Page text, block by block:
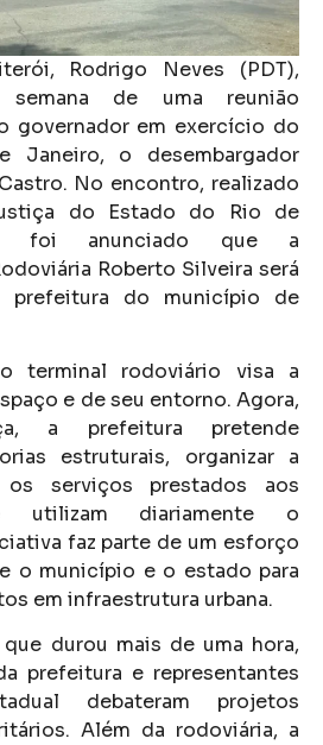
Rodrigo Neves (PDT),
semana de uma reunião
governador em exercício do
Janeiro, o desembargador
No encontro, realizado
do Estado do Rio de
foi anunciado que a
Roberto Silveira será
prefeitura do município de
terminal rodoviário visa a
e de seu entorno. Agora,
a prefeitura pretende
estruturais, organizar a
serviços prestados aos
utilizam diariamente o
faz parte de um esforço
o município e o estado para
em infraestrutura urbana.
durou mais de uma hora,
prefeitura e representantes
debateram projetos
Além da rodoviária, a